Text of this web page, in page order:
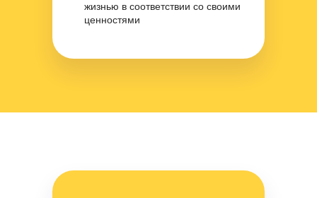
жизнью в соответствии со своими
ценностями